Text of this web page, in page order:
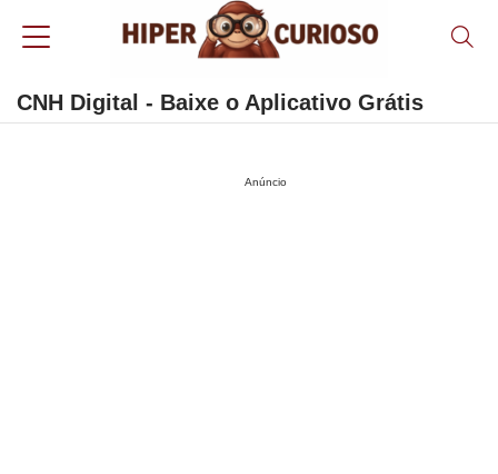
CNH Digital - Baixe o Aplicativo Grátis
Anúncio